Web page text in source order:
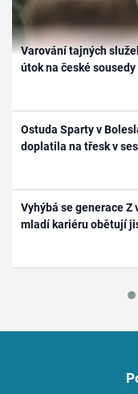
Varování tajných
útok na české sousedy
Ostuda Sparty v
doplatila na třesk v
Vyhýbá se generace
mladí kariéru obětují